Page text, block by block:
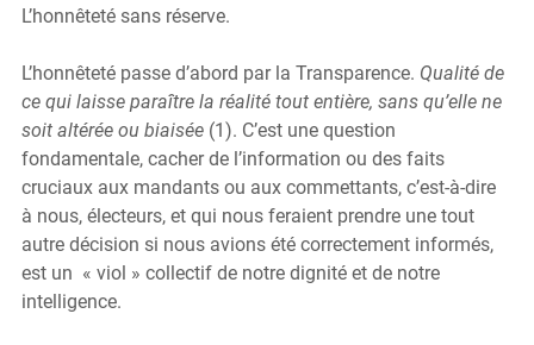
L’honnêteté sans réserve.
L’honnêteté passe d’abord par la Transparence. Qualité de
ce qui laisse paraître la réalité tout entière, sans qu’elle ne
soit altérée ou biaisée (1). C’est une question
fondamentale, cacher de l’information ou des faits
cruciaux aux mandants ou aux commettants, c’est-à-dire
à nous, électeurs, et qui nous feraient prendre une tout
autre décision si nous avions été correctement informés,
est un  « viol » collectif de notre dignité et de notre
intelligence.